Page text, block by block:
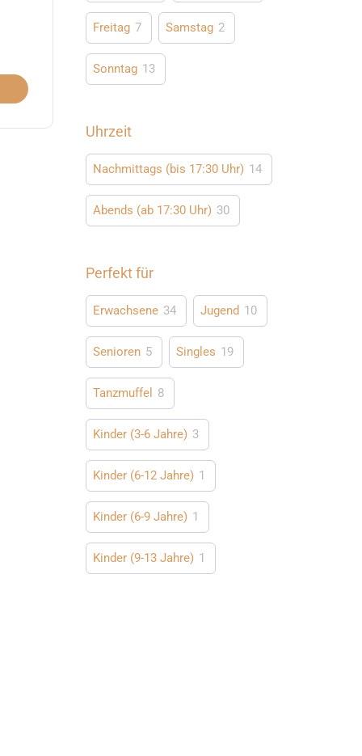
Freitag 7 Samstag 2
Sonntag 13
Uhrzeit
Nachmittags (bis 17:30 Uhr) 14
Abends (ab 17:30 Uhr) 30
Perfekt für
Erwachsene 34 Jugend 10
Senioren 5 Singles 19
Tanzmuffel 8
Kinder (3-6 Jahre) 3
Kinder (6-12 Jahre) 1
Kinder (6-9 Jahre) 1
Kinder (9-13 Jahre) 1